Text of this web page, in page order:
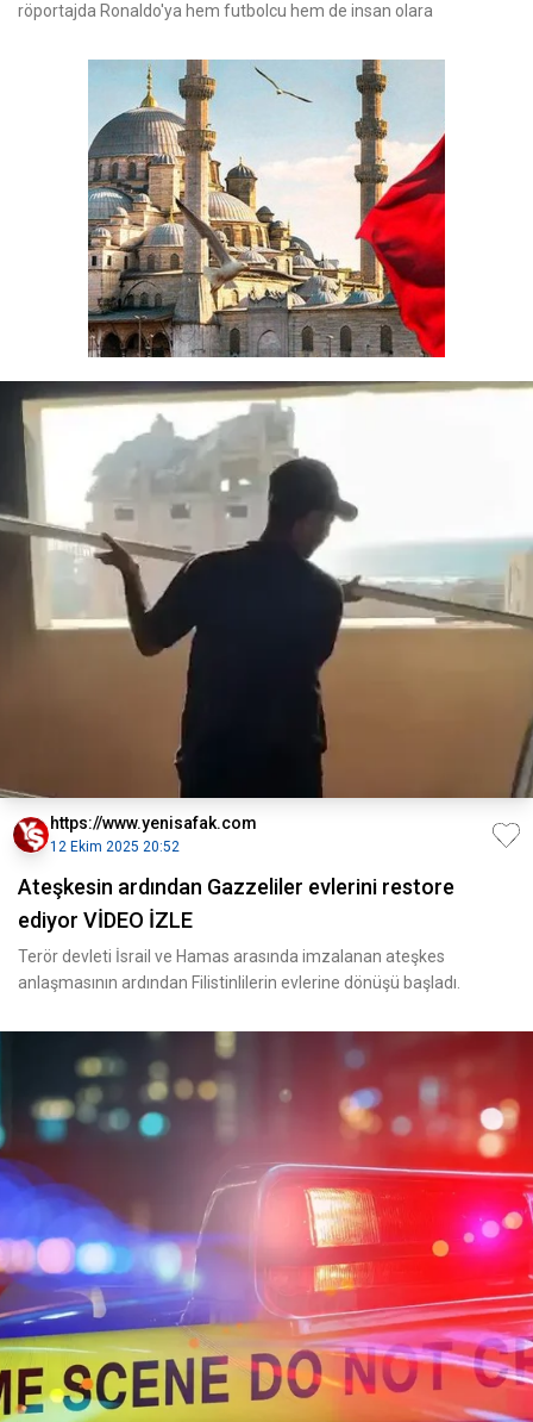
röportajda Ronaldo'ya hem futbolcu hem de insan olara
https://www.yenisafak.com
12 Ekim 2025 20:52
Ateşkesin ardından Gazzeliler evlerini restore
ediyor VİDEO İZLE
Terör devleti İsrail ve Hamas arasında imzalanan ateşkes
anlaşmasının ardından Filistinlilerin evlerine dönüşü başladı.